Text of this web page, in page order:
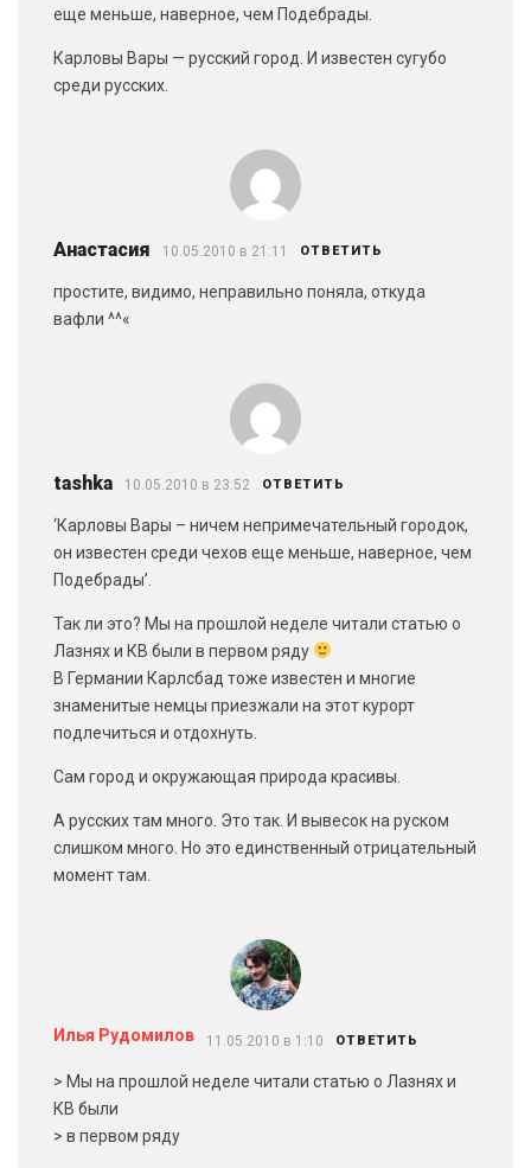
еще меньше, наверное, чем Подебрады.
Карловы Вары — русский город. И известен сугубо
среди русских.
Анастасия 10.05.2010 в 21:11 ОТВЕТИТЬ
простите, видимо, неправильно поняла, откуда
вафли ^^«
tashka 10.05.2010 в 23:52 ОТВЕТИТЬ
‘Карловы Вары – ничем непримечательный городок,
он известен среди чехов еще меньше, наверное, чем
Подебрады’.
Так ли это? Мы на прошлой неделе читали статью о
Лазнях и КВ были в первом ряду
В Германии Карлсбад тоже известен и многие
знаменитые немцы приезжали на этот курорт
подлечиться и отдохнуть.
Сам город и окружающая природа красивы.
А русских там много. Это так. И вывесок на руском
слишком много. Но это единственный отрицательный
момент там.
Илья Рудомилов 11.05.2010 в 1:10 ОТВЕТИТЬ
> Мы на прошлой неделе читали статью о Лазнях и
КВ были
> в первом ряду